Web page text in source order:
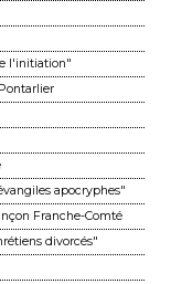
l'initiation"
apocryphes"
Franche-Comté
divorcés"